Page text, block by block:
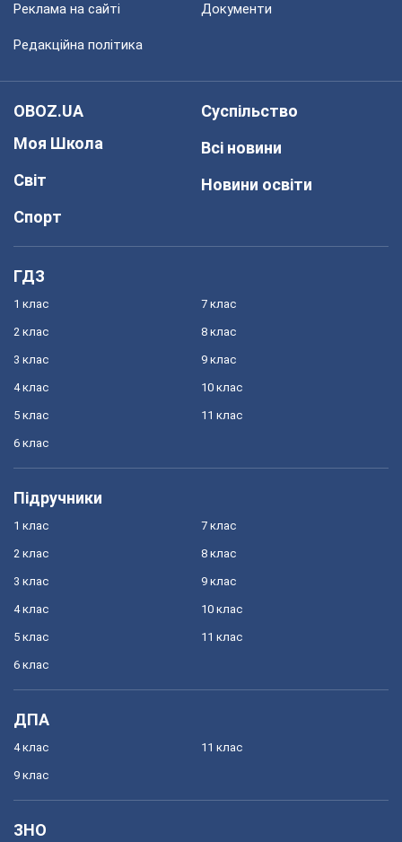
Реклама на сайті Документи
Редакційна політика
OBOZ.UA
Моя Школа
Світ
Спорт
Суспільство
Всі новини
Новини освіти
ГДЗ
1 клас
2 клас
3 клас
4 клас
5 клас
6 клас
7 клас
8 клас
9 клас
10 клас
11 клас
Підручники
1 клас
2 клас
3 клас
4 клас
5 клас
6 клас
7 клас
8 клас
9 клас
10 клас
11 клас
ДПА
4 клас
9 клас
11 клас
ЗНО